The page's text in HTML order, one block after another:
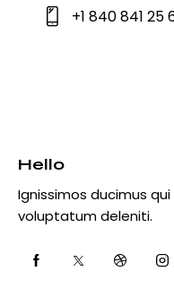
+1 840 841 25
Hello
Ignissimos ducimus
voluptatum deleniti.